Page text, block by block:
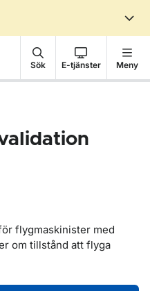
Sök E-tjänster Meny
flygmaskinister med
om tillstånd att flyga